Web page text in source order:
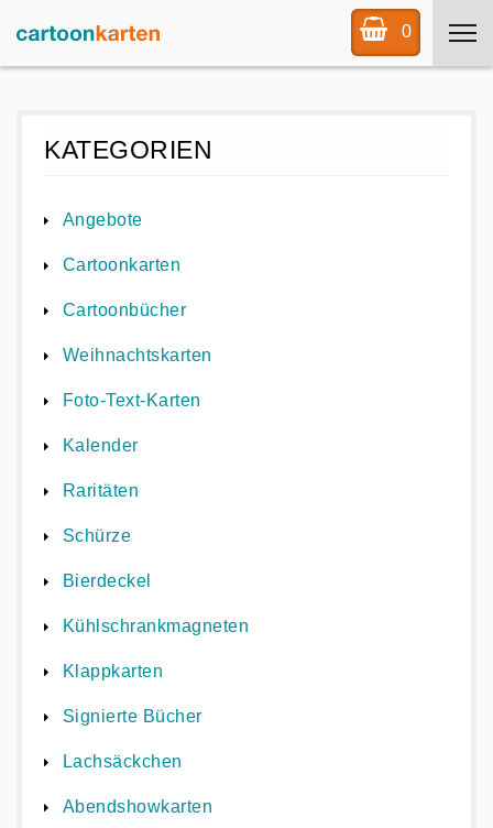
0
KATEGORIEN
Angebote
Cartoonkarten
Cartoonbücher
Weihnachtskarten
Foto-Text-Karten
Kalender
Raritäten
Schürze
Bierdeckel
Kühlschrankmagneten
Klappkarten
Signierte Bücher
Lachsäckchen
Abendshowkarten